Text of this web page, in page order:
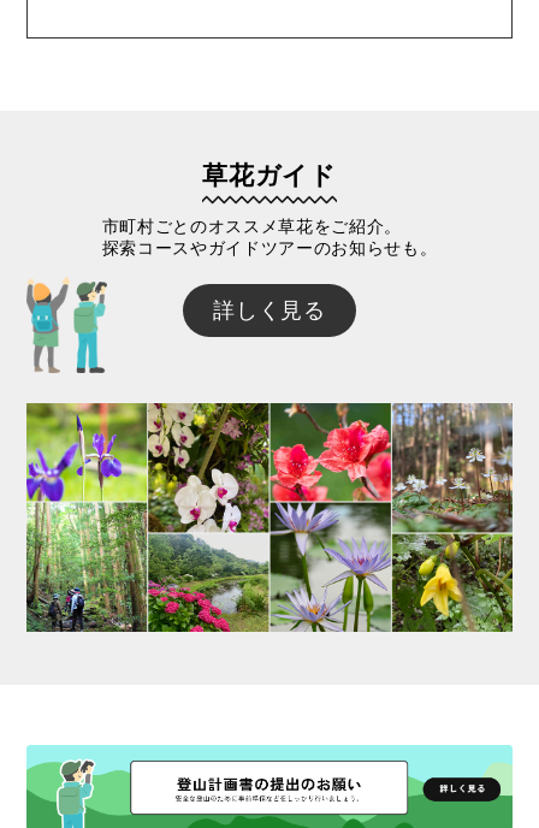
草花ガイド
市町村ごとのオススメ草花をご紹介。
探索コースやガイドツアーのお知らせも。
詳しく見る